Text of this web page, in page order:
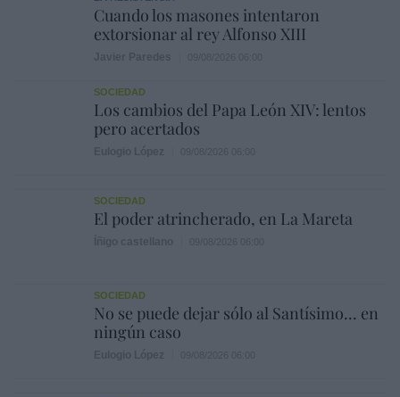
Cuando los masones intentaron
extorsionar al rey Alfonso XIII
SOCIEDAD
Los cambios del Papa León XIV: lentos
pero acertados
SOCIEDAD
El poder atrincherado, en La Mareta
SOCIEDAD
No se puede dejar sólo al Santísimo... en
ningún caso